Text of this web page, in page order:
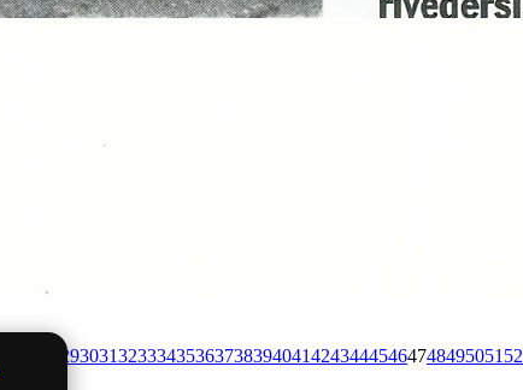
2930313233343536373839404142434445464748495051 52